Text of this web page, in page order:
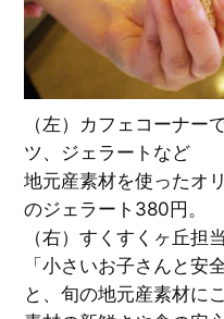
（左）カフェコーナー
ツ、ジェラートなど
地元産素材を使ったオ
のジェラート380円。
（右）すくすくヶ丘担
「小さいお子さんと安
と、旬の地元産素材に